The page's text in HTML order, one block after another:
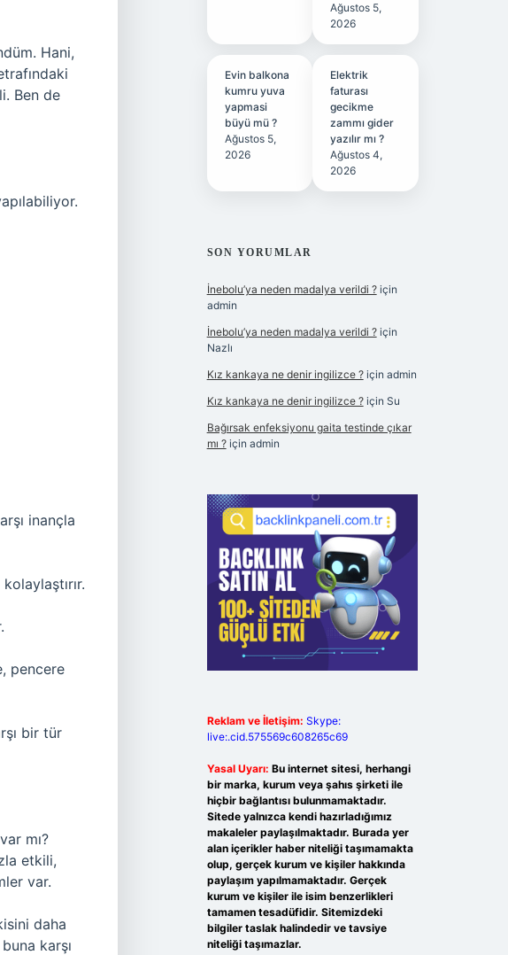
Hani,
Ben de
inançla
pencere
bir tür
mı?
etkili,
var.
daha
karşı
Ağustos 5,
2026
Evin balkona
kumru yuva
yapmasi
büyü mü ?
Ağustos 5,
2026
Elektrik
faturası
gecikme
zammı gider
yazılır mı ?
Ağustos 4,
2026
SON YORUMLAR
İnebolu’ya neden madalya verildi ?için
admin
İnebolu’ya neden madalya verildi ?için
Nazlı
Kız kankaya ne denir ingilizce ?için admin
Kız kankaya ne denir ingilizce ?için Su
Bağırsak enfeksiyonu gaita testinde çıkar
mı ?için admin
Reklam ve İletişim: Skype:
live:.cid.575569c608265c69
Yasal Uyarı: Bu internet sitesi, herhangi
bir marka, kurum veya şahıs şirketi ile
hiçbir bağlantısı bulunmamaktadır.
Sitede yalnızca kendi hazırladığımız
makaleler paylaşılmaktadır. Burada yer
alan içerikler haber niteliği taşımamakta
olup, gerçek kurum ve kişiler hakkında
paylaşım yapılmamaktadır. Gerçek
kurum ve kişiler ile isim benzerlikleri
tamamen tesadüfidir. Sitemizdeki
bilgiler taslak halindedir ve tavsiye
niteliği taşımazlar.